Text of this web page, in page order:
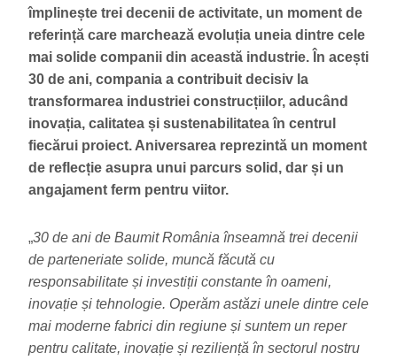
împlinește trei decenii de activitate, un moment de
referință care marchează evoluția uneia dintre cele
mai solide companii din această industrie. În acești
30 de ani, compania a contribuit decisiv la
transformarea industriei construcțiilor, aducând
inovația, calitatea și sustenabilitatea în centrul
fiecărui proiect. Aniversarea reprezintă un moment
de reflecție asupra unui parcurs solid, dar și un
angajament ferm pentru viitor.
„30 de ani de Baumit România înseamnă trei decenii
de parteneriate solide, muncă făcută cu
responsabilitate și investiții constante în oameni,
inovație și tehnologie. Operăm astăzi unele dintre cele
mai moderne fabrici din regiune și suntem un reper
pentru calitate, inovație și reziliență în sectorul nostru